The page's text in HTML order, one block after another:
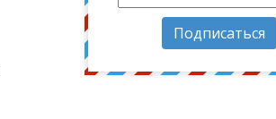
Подписаться